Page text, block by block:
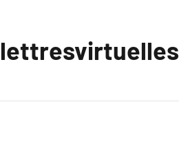
lettresvirtuelles